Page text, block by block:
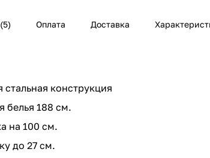
Оплата Доставка
стальная конструкция
белья 188 см.
на 100 cм.
до 27 см.